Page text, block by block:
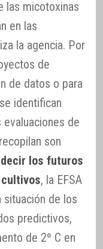
las micotoxinas
en las
la agencia. Por
de
de datos o para
identifican
de
son
los futuros
, la EFSA
situación de los
predictivos,
de 2º C en